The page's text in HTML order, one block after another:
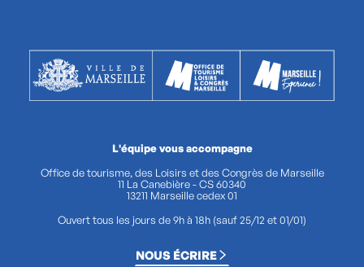
L'équipe vous accompagne
Office de tourisme, des Loisirs et des Congrès de Marseille
11 La Canebière - CS 60340
13211 Marseille cedex 01
Ouvert tous les jours de 9h à 18h (sauf 25/12 et 01/01)
NOUS ÉCRIRE